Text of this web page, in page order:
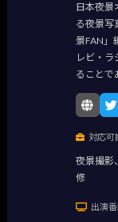
日本夜景
る夜景写
景FAN」
レビ・
ることで
対応可
夜景撮影
修
出演